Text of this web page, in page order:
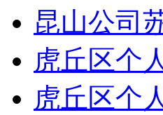
昆山公司
虎丘区个
虎丘区个